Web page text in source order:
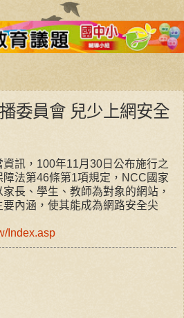
委員會 兒少上網安全
訊， 100年11月30日公布施行之
障法第46條第1項規定，NCC國家
長、學生、教師為對象的網站，
內涵，使其能成為網路安全尖
Index.asp